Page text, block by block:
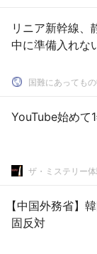
リニア新幹線、
国難にあってもの
YouTube始めて
ザ・ミステリー
【中国外務省】
固反対